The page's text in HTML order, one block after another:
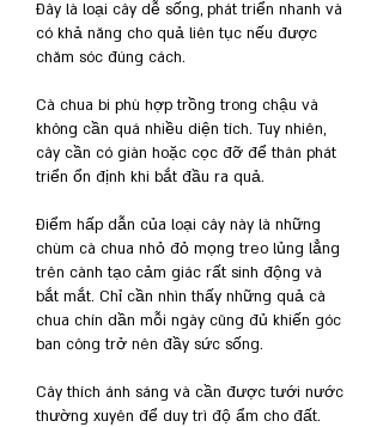
Đây là loại cây dễ sống, phát triển nhanh và
có khả năng cho quả liên tục nếu được
chăm sóc đúng cách.
Cà chua bi phù hợp trồng trong chậu và
không cần quá nhiều diện tích. Tuy nhiên,
cây cần có giàn hoặc cọc đỡ để thân phát
triển ổn định khi bắt đầu ra quả.
Điểm hấp dẫn của loại cây này là những
chùm cà chua nhỏ đỏ mọng treo lủng lẳng
trên cành tạo cảm giác rất sinh động và
bắt mắt. Chỉ cần nhìn thấy những quả cà
chua chín dần mỗi ngày cũng đủ khiến góc
ban công trở nên đầy sức sống.
Cây thích ánh sáng và cần được tưới nước
thường xuyên để duy trì độ ẩm cho đất.